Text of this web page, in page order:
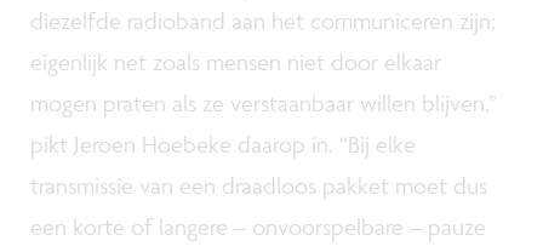
diezelfde radioband aan het communiceren zijn;
eigenlijk net zoals mensen niet door elkaar
mogen praten als ze verstaanbaar willen blijven,”
pikt Jeroen Hoebeke daarop in. “Bij elke
transmissie van een draadloos pakket moet dus
een korte of langere – onvoorspelbare – pauze